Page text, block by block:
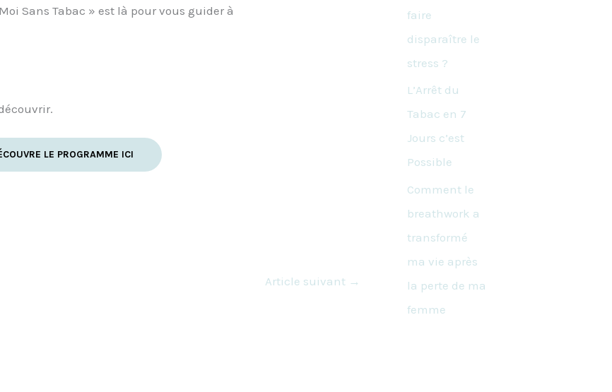
Sans Tabac » est là pour vous guider à
LE PROGRAMME ICI
Article suivant →
faire
disparaître le
stress ?
L’Arrêt du
Tabac en 7
Jours c’est
Possible
Comment le
breathwork a
transformé
ma vie après
la perte de ma
femme